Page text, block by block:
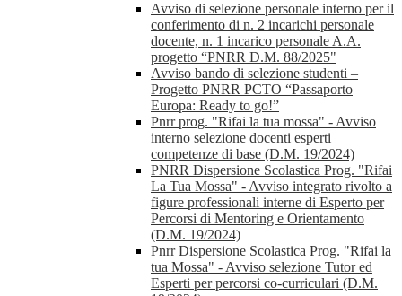
Avviso di selezione personale interno per il
conferimento di n. 2 incarichi personale
docente, n. 1 incarico personale A.A.
progetto “PNRR D.M. 88/2025"
Avviso bando di selezione studenti –
Progetto PNRR PCTO “Passaporto
Europa: Ready to go!”
Pnrr prog. "Rifai la tua mossa" - Avviso
interno selezione docenti esperti
competenze di base (D.M. 19/2024)
PNRR Dispersione Scolastica Prog. "Rifai
La Tua Mossa" - Avviso integrato rivolto a
figure professionali interne di Esperto per
Percorsi di Mentoring e Orientamento
(D.M. 19/2024)
Pnrr Dispersione Scolastica Prog. "Rifai la
tua Mossa" - Avviso selezione Tutor ed
Esperti per percorsi co-curriculari (D.M.